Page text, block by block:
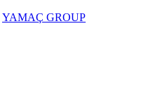
YAMAÇ GROUP